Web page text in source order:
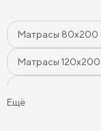
Матрасы 80х200
Матрасы
Ещё